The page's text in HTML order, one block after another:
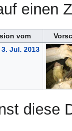
einen
vom
3. Jul. 2013
diese